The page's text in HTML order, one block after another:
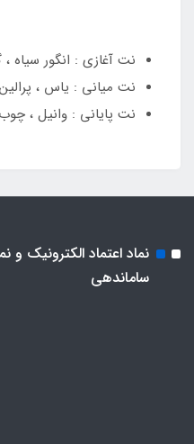
نت آغازی : انگور سیاه
نت میانی : یاس ، پرالین
نت پایانی : وانیل ،
نماد اعتماد الکترونیک و
ساماندهی